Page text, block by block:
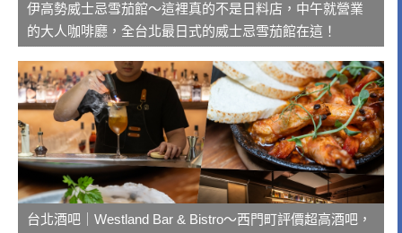
伊高勢威士忌雪茄館～這裡真的不是日料店，中午就營業
的大人咖啡廳，全台北最日式的威士忌雪茄館在這！
台北酒吧｜Westland Bar & Bistro～西門町評價超高酒吧，